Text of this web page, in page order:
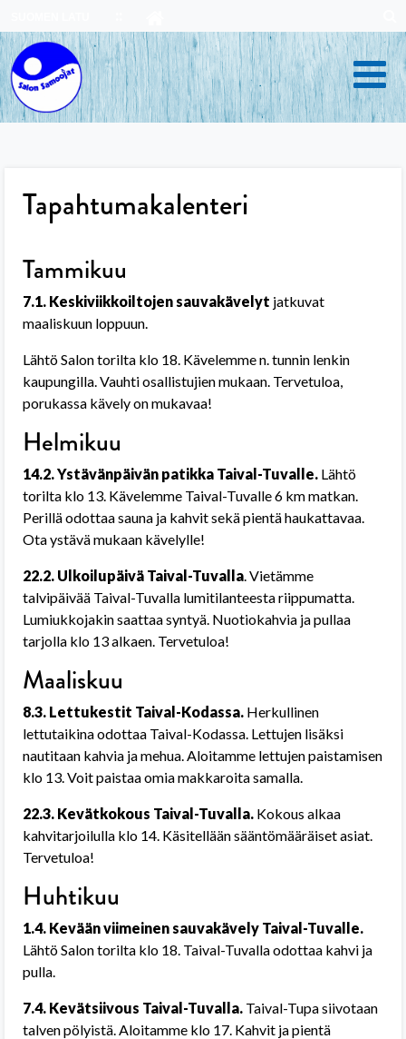
to
content
Tapahtumakalenteri
Tammikuu
7.1. Keskiviikkoiltojen sauvakävelyt jatkuvat
maaliskuun loppuun.
Lähtö Salon torilta klo 18. Kävelemme n. tunnin lenkin
kaupungilla. Vauhti osallistujien mukaan. Tervetuloa,
porukassa kävely on mukavaa!
Helmikuu
14.2. Ystävänpäivän patikka Taival-Tuvalle. Lähtö
torilta klo 13. Kävelemme Taival-Tuvalle 6 km matkan.
Perillä odottaa sauna ja kahvit sekä pientä haukattavaa.
Ota ystävä mukaan kävelylle!
22.2. Ulkoilupäivä Taival-Tuvalla. Vietämme
talvipäivää Taival-Tuvalla lumitilanteesta riippumatta.
Lumiukkojakin saattaa syntyä. Nuotiokahvia ja pullaa
tarjolla klo 13 alkaen. Tervetuloa!
Maaliskuu
8.3. Lettukestit Taival-Kodassa. Herkullinen
lettutaikina odottaa Taival-Kodassa. Lettujen lisäksi
nautitaan kahvia ja mehua. Aloitamme lettujen paistamisen
klo 13. Voit paistaa omia makkaroita samalla.
22.3. Kevätkokous Taival-Tuvalla. Kokous alkaa
kahvitarjoilulla klo 14. Käsitellään sääntömääräiset asiat.
Tervetuloa!
Huhtikuu
1.4. Kevään viimeinen sauvakävely Taival-Tuvalle.
Lähtö Salon torilta klo 18. Taival-Tuvalla odottaa kahvi ja
pulla.
7.4. Kevätsiivous Taival-Tuvalla. Taival-Tupa siivotaan
talven pölyistä. Aloitamme klo 17. Kahvit ja pientä